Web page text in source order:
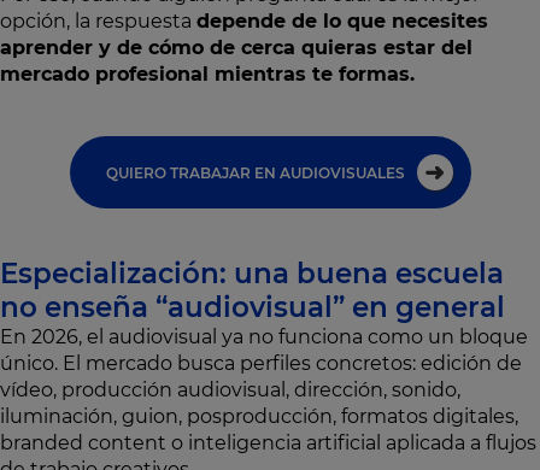
opción, la respuesta depende de lo que necesites
aprender y de cómo de cerca quieras estar del
mercado profesional mientras te formas.
QUIERO TRABAJAR EN AUDIOVISUALES
Especialización: una buena escuela
no enseña “audiovisual” en general
En 2026, el audiovisual ya no funciona como un bloque
único. El mercado busca perfiles concretos: edición de
vídeo, producción audiovisual, dirección, sonido,
iluminación, guion, posproducción, formatos digitales,
branded content o inteligencia artificial aplicada a flujos